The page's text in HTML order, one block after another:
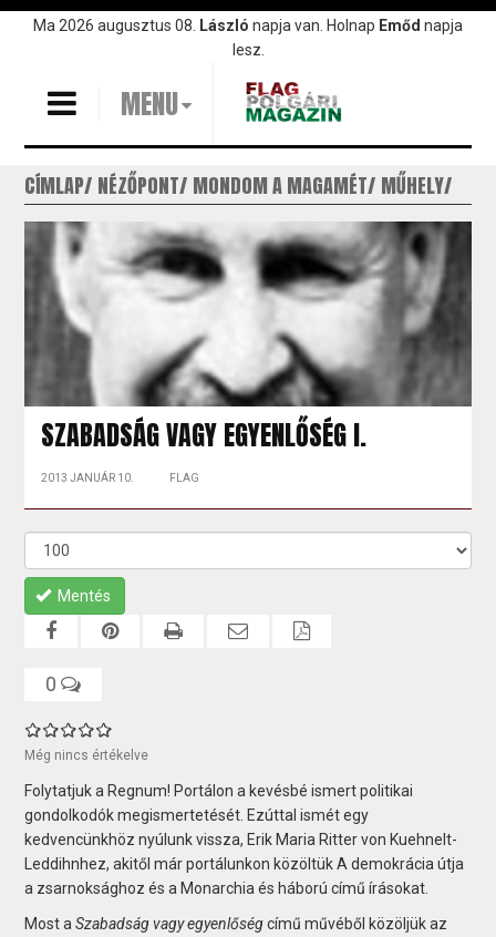
UgrásMa 2026 augusztus 08. László napja van. Holnap Emőd napja
lesz.
MENU
CÍMLAP NÉZŐPONT MONDOM A MAGAMÉT MŰHELY
SZABADSÁG VAGY EGYENLŐSÉG I.
2013 JANUÁR 10. FLAG
Mentés
0
Még nincs értékelve
Folytatjuk a Regnum! Portálon a kevésbé ismert politikai
gondolkodók megismertetését. Ezúttal ismét egy
kedvencünkhöz nyúlunk vissza, Erik Maria Ritter von Kuehnelt-
Leddihnhez, akitől már portálunkon közöltük A demokrácia útja
a zsarnoksághoz és a Monarchia és háború című írásokat.
Most aSzabadság vagy egyenlőségcímű művéből közöljük az